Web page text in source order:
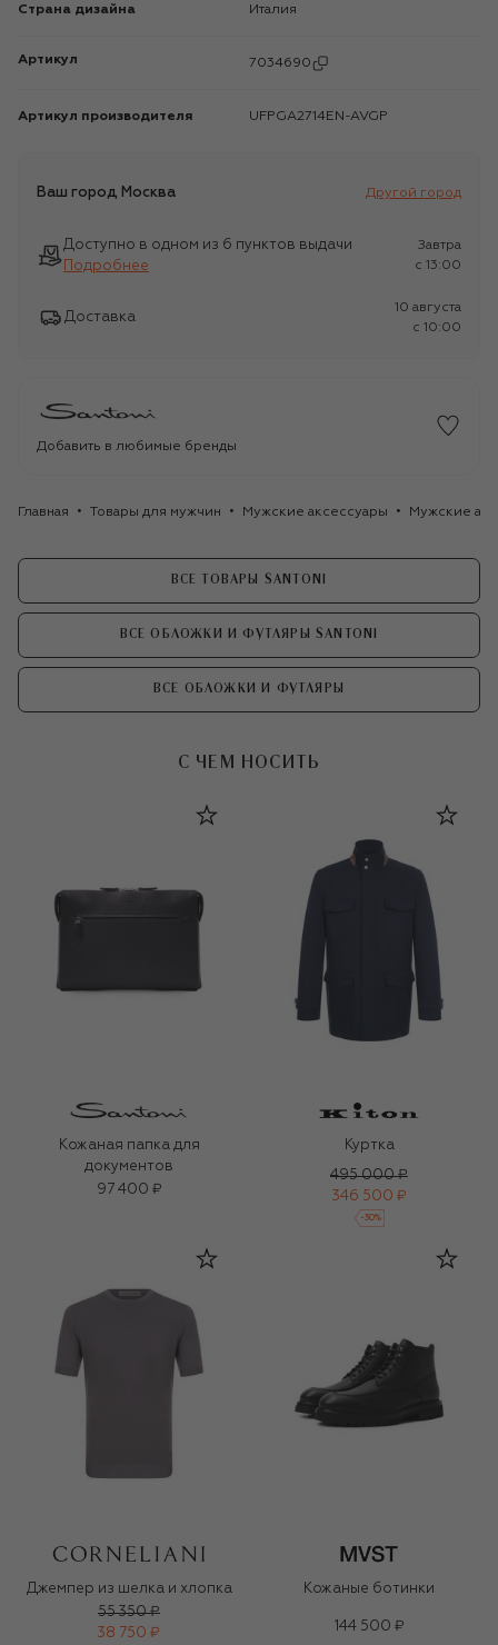
Страна дизайна Италия
Артикул 7034690
Артикул производителя UFPGA2714EN-AVGP
Ваш город Москва Другой город
Доступно в одном из 6 пунктов выдачи
Подробнее
Завтра
c 13:00
Доставка
10 августа
c 10:00
Добавить в любимые бренды
Главная Товары для мужчин Мужские аксессуары Мужские
ВСЕ ТОВАРЫ SANTONI
ВСЕ ОБЛОЖКИ И ФУТЛЯРЫ SANTONI
ВСЕ ОБЛОЖКИ И ФУТЛЯРЫ
С ЧЕМ НОСИТЬ
Кожаная папка для
документов
97 400 ₽
Куртка
495 000 ₽
346 500 ₽
-30%
Джемпер из шелка и хлопка
55 350 ₽
38 750 ₽
Кожаные ботинки
144 500 ₽